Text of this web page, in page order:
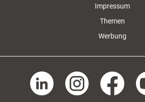
Impressum
Themen
Werbung